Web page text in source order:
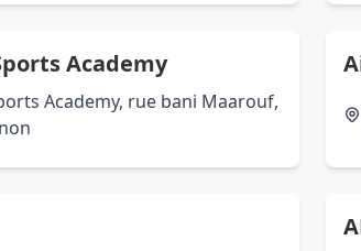
Academy
Academy, rue bani Maarouf,